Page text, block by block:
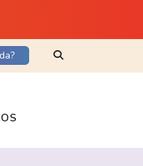
Search Keyword